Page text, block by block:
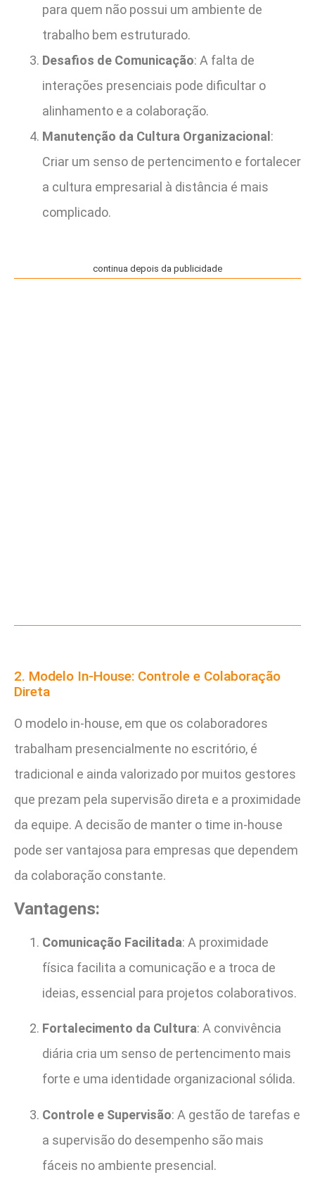
para quem não possui um ambiente de
trabalho bem estruturado.
Desafios de Comunicação: A falta de
interações presenciais pode dificultar o
alinhamento e a colaboração.
Manutenção da Cultura Organizacional:
Criar um senso de pertencimento e fortalecer
a cultura empresarial à distância é mais
complicado.
continua depois da publicidade
2. Modelo In-House: Controle e Colaboração
Direta
O modelo in-house, em que os colaboradores
trabalham presencialmente no escritório, é
tradicional e ainda valorizado por muitos gestores
que prezam pela supervisão direta e a proximidade
da equipe. A decisão de manter o time in-house
pode ser vantajosa para empresas que dependem
da colaboração constante.
Vantagens:
Comunicação Facilitada: A proximidade
física facilita a comunicação e a troca de
ideias, essencial para projetos colaborativos.
Fortalecimento da Cultura: A convivência
diária cria um senso de pertencimento mais
forte e uma identidade organizacional sólida.
Controle e Supervisão: A gestão de tarefas e
a supervisão do desempenho são mais
fáceis no ambiente presencial.